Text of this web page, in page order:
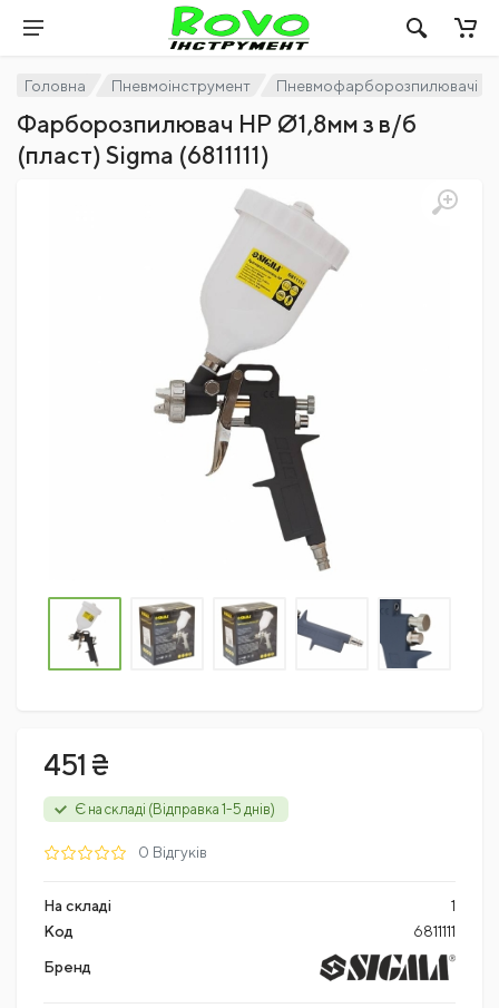
Головна Пневмоінструмент Пневмофарборозпилювачі
Фарборозпилювач HP Ø1,8мм з в/б
(пласт) Sigma (6811111)
451 ₴
Є на складі (Відправка 1-5 днів)
0 Відгуків
На складі
1
Код
6811111
Бренд